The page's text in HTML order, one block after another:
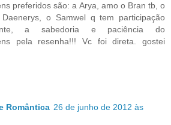
preferidos são: a Arya, amo o Bran tb, o
o Samwel q tem participação
a sabedoria e paciência do
pela resenha!!! Vc foi direta. gostei
Romântica 26 de junho de 2012 às